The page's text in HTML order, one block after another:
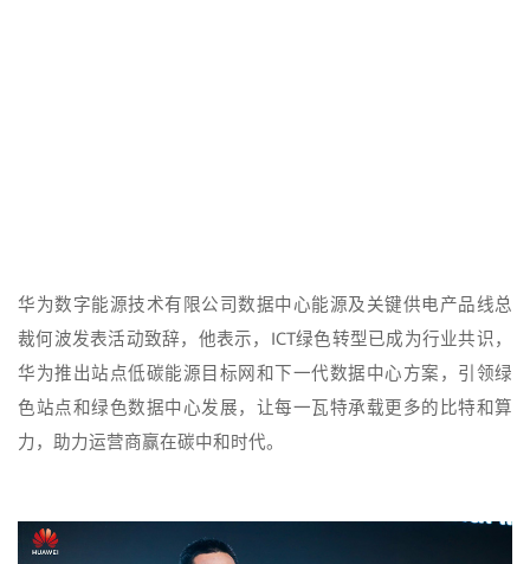
华为数字能源技术有限公司数据中心能源及关键供电产品线总
裁何波发表活动致辞，他表示，ICT绿色转型已成为行业共识，
华为推出站点低碳能源目标网和下一代数据中心方案，引领绿
色站点和绿色数据中心发展，让每一瓦特承载更多的比特和算
力，助力运营商赢在碳中和时代。